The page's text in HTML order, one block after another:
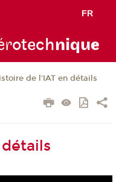
FR
otechnique
de l'IAT en détails